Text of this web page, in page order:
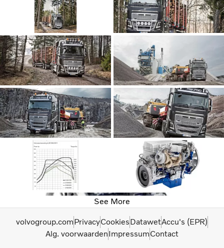
See More
volvogroup.comPrivacyCookiesDatawetAccu's (EPR)
Alg. voorwaardenImpressumContact